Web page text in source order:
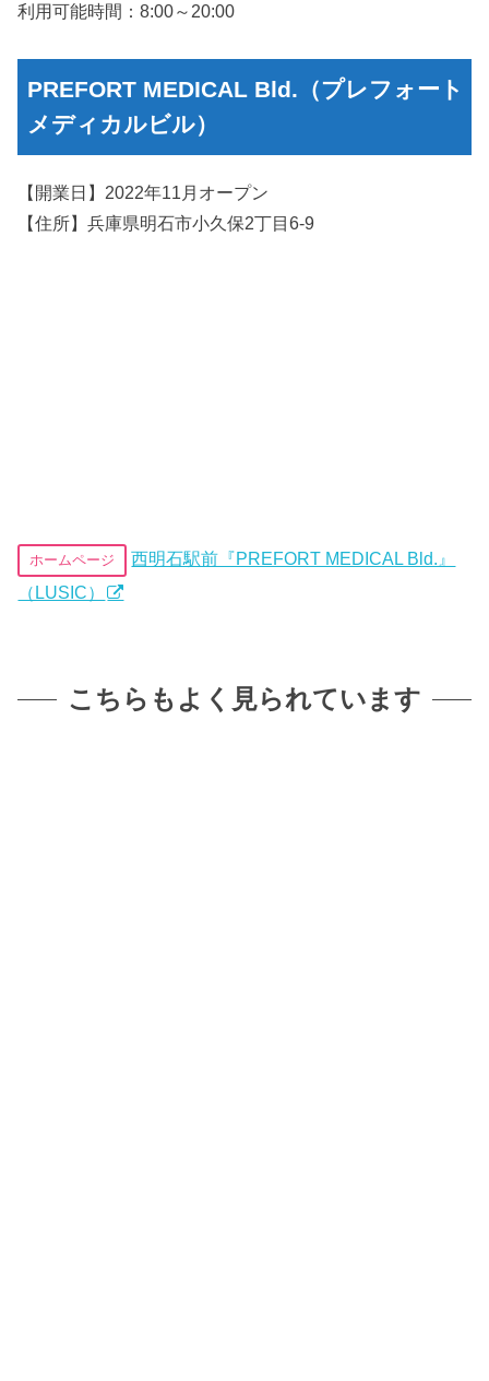
利用可能時間：8:00～20:00
PREFORT MEDICAL Bld.（プレフォート
メディカルビル）
【開業日】2022年11月オープン
【住所】兵庫県明石市小久保2丁目6-9
ホームページ
西明石駅前『PREFORT MEDICAL Bld.』
（LUSIC）
こちらもよく見られています